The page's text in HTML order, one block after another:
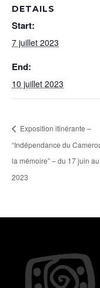
DETAILS
Start:
7 juillet 2023
End:
10 juillet 2023
Exposition itinérante –
“Indépendance du
la mémoire” – du 17 juin
2023